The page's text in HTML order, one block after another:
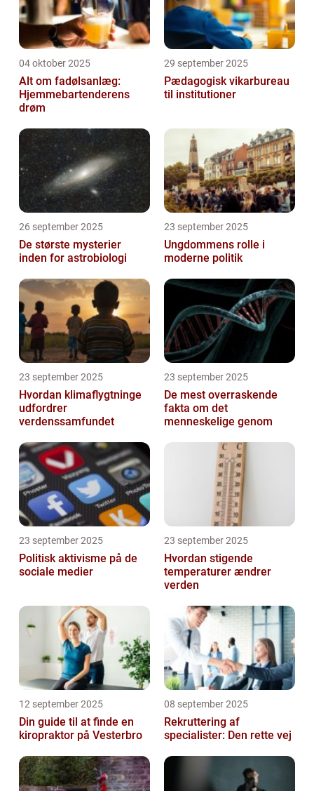
04 oktober 2025
Alt om fadølsanlæg:
Hjemmebartenderens
drøm
29 september 2025
Pædagogisk vikarbureau
til institutioner
26 september 2025
De største mysterier
inden for astrobiologi
23 september 2025
Ungdommens rolle i
moderne politik
23 september 2025
Hvordan klimaflygtninge
udfordrer
verdenssamfundet
23 september 2025
De mest overraskende
fakta om det
menneskelige genom
23 september 2025
Politisk aktivisme på de
sociale medier
23 september 2025
Hvordan stigende
temperaturer ændrer
verden
12 september 2025
Din guide til at finde en
kiropraktor på Vesterbro
08 september 2025
Rekruttering af
specialister: Den rette vej